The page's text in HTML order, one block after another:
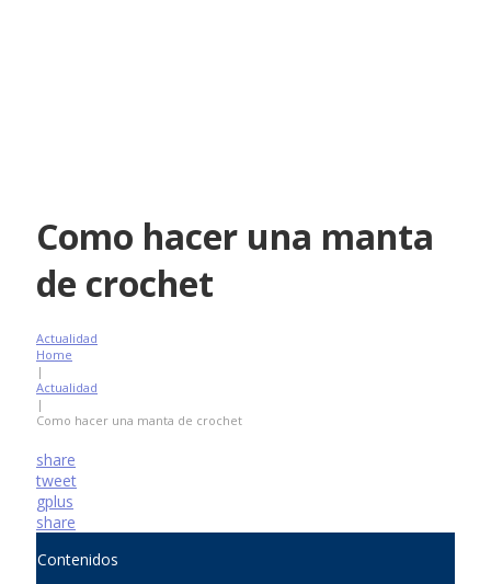
Como hacer una manta
de crochet
Actualidad
Home
|
Actualidad
|
Como hacer una manta de crochet
share
tweet
gplus
share
Contenidos